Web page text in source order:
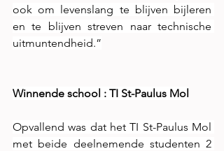
ook om levenslang te blijven bijleren
en te blijven streven naar technische
uitmuntendheid.”
Winnende school : TI St-Paulus Mol
Opvallend was dat het TI St-Paulus Mol
met beide deelnemende studenten 2